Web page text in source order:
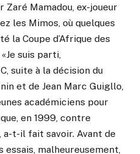
Zaré Mamadou, ex-joueur
les Mimos, où quelques
la Coupe d’Afrique des
suis parti,
suite à la décision du
et de Jean Marc Guigllo,
académiciens pour
en 1999, contre
a-t-il fait savoir. Avant de
malheureusement,